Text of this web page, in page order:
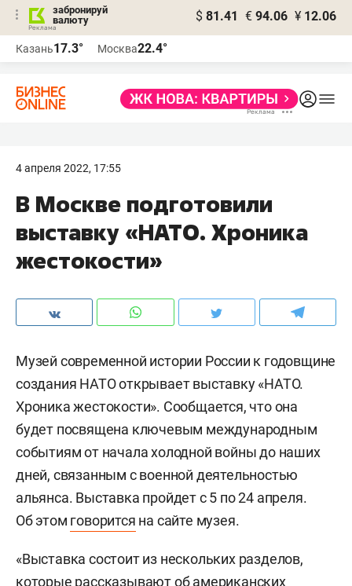
забронируй
валюту
$ 81.41 € 94.06 ¥ 12.06
Казань17.3° Москва22.4°
4 апреля 2022, 17:55
В Москве подготовили
выставку «‎НАТО. Хроника
жестокости»
Музей современной истории России к годовщине
создания НАТО открывает выставку «‎НАТО.
Хроника жестокости». Сообщается, что она
будет посвящена ключевым международным
событиям от начала холодной войны до наших
дней, связанным с военной деятельностью
альянса. Выставка пройдет с 5 по 24 апреля.
Об этом говорится на сайте музея.
«Выставка состоит из нескольких разделов,
которые рассказывают об американских